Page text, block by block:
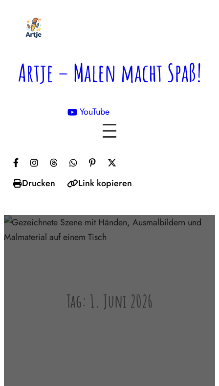
springen
Artje – Malen macht Spaß!
YouTube

Drucken Link kopieren
Tag: 1. Juni 2026